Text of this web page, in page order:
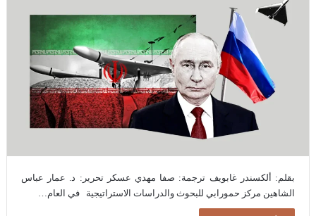
بقلم: ألكسندر غابويف ترجمة: صفا مهدي عسكر تحرير: د. عمار عباس
الشاهين مركز حمورابي للبحوث والدراسات الاستراتيجية في العام…